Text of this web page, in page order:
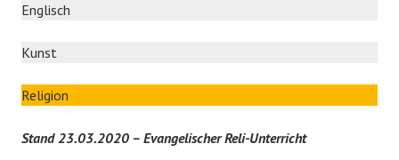
Englisch
Kunst
Religion
Stand 23.03.2020 – Evangelischer Reli-Unterricht